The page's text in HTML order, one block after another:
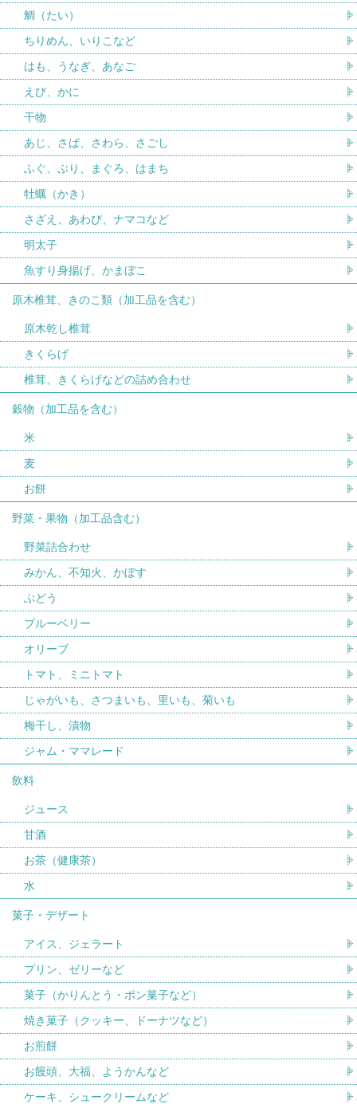
鯛（たい）
ちりめん、いりこなど
はも、うなぎ、あなご
えび、かに
干物
あじ、さば、さわら、さごし
ふぐ、ぶり、まぐろ、はまち
牡蠣（かき）
さざえ、あわび、ナマコなど
明太子
魚すり身揚げ、かまぼこ
原木椎茸、きのこ類（加工品を含む）
原木乾し椎茸
きくらげ
椎茸、きくらげなどの詰め合わせ
穀物（加工品を含む）
米
麦
お餅
野菜・果物（加工品含む）
野菜詰合わせ
みかん、不知火、かぼす
ぶどう
ブルーベリー
オリーブ
トマト、ミニトマト
じゃがいも、さつまいも、里いも、菊いも
梅干し、漬物
ジャム・ママレード
飲料
ジュース
甘酒
お茶（健康茶）
水
菓子・デザート
アイス、ジェラート
プリン、ゼリーなど
菓子（かりんとう・ポン菓子など）
焼き菓子（クッキー、ドーナツなど）
お煎餅
お饅頭、大福、ようかんなど
ケーキ、シュークリームなど